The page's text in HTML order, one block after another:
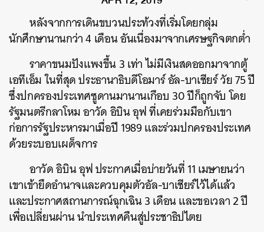
APR 12, 2019
หลังจากการเดินขบวนประท้วงที่เริ่มโดยกลุ่ม
นักศึกษานานกว่า 4 เดือน อันเนื่องมาจากเศรษฐกิจตกต่ำ
ราคาขนมปังแพงขึ้น 3 เท่า ไม่มีเงินสดออกมาจากตู้
เอทีเอ็ม ในที่สุด ประธานาธิบดีโอมาร์ อัล-บาเชียร์ วัย 75 ปี
ซึ่งปกครองประเทศซูดานมานานเกือบ 30 ปีก็ถูกจับ โดย
รัฐมนตรีกลาโหม อาวัด อิบิน อุฟ ที่เคยร่วมมือกับเขา
ก่อการรัฐประหารมาเมื่อปี 1989 และร่วมปกครองประเทศ
ด้วยระบอบเผด็จการ
อาวัด อิบิน อุฟ ประกาศเมื่อบ่ายวันที่ 11 เมษายนว่า
เขาเข้ายึดอำนาจและควบคุมตัวอัล-บาเชียร์ไว้ได้แล้ว
และประกาศสถานการณ์ฉุกเฉิน 3 เดือน และขอเวลา 2 ปี
เพื่อเปลี่ยนผ่าน นำประเทศคืนสู่ประชาธิปไตย